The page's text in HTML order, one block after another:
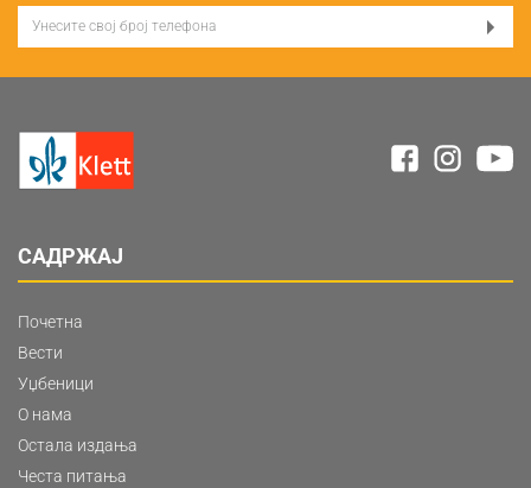
САДРЖАЈ
Почетна
Вести
Уџбеници
О нама
Остала издања
Честа питања